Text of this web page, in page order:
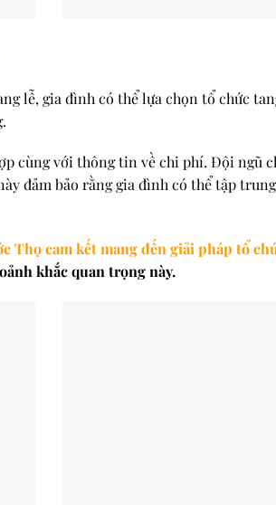
lễ, gia đình có thể lựa chọn tổ chức
cùng với thông tin về chi phí. Đội ngũ
đảm bảo rằng gia đình có thể tập
Thọ cam kết mang đến giải pháp tổ
khắc quan trọng này.